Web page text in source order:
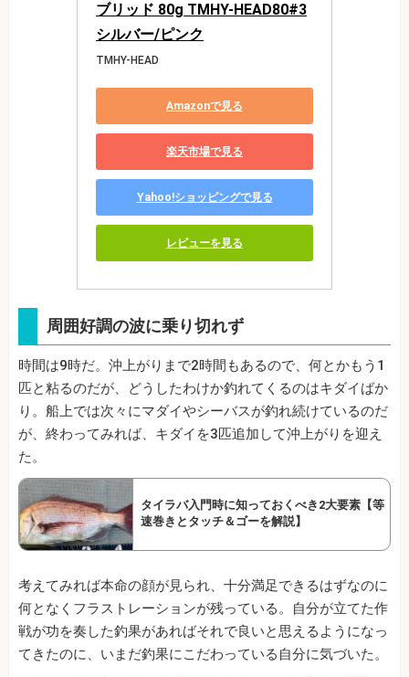
ブリッド 80g TMHY-HEAD80#3
シルバー/ピンク
TMHY-HEAD
Amazonで見る
楽天市場で見る
Yahoo!ショッピングで見る
レビューを見る
周囲好調の波に乗り切れず
時間は9時だ。沖上がりまで2時間もあるので、何とかもう1
匹と粘るのだが、どうしたわけか釣れてくるのはキダイばか
り。船上では次々にマダイやシーバスが釣れ続けているのだ
が、終わってみれば、キダイを3匹追加して沖上がりを迎え
た。
タイラバ入門時に知っておくべき2大要素【等
速巻きとタッチ＆ゴーを解説】
考えてみれば本命の顔が見られ、十分満足できるはずなのに
何となくフラストレーションが残っている。自分が立てた作
戦が功を奏した釣果があればそれで良いと思えるようになっ
てきたのに、いまだ釣果にこだわっている自分に気づいた。